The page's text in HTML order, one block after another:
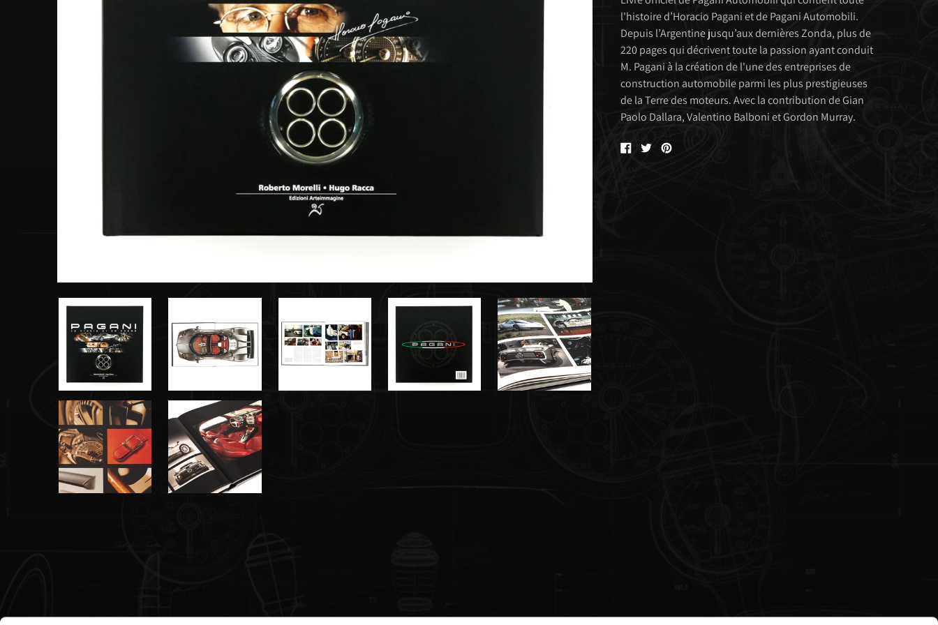
l'histoire d’Horacio Pagani et de Pagani Automobili.
Depuis l’Argentine jusqu’aux dernières Zonda, plus de
220 pages qui décrivent toute la passion ayant conduit
M. Pagani à la création de l'une des entreprises de
construction automobile parmi les plus prestigieuses
de la Terre des moteurs. Avec la contribution de Gian
Paolo Dallara, Valentino Balboni et Gordon Murray.
Partager
sur
Tweeter
sur
Êpingler